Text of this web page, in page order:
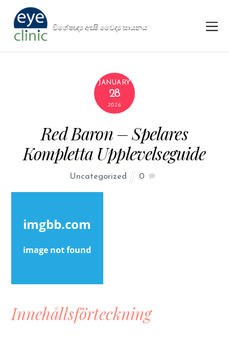
විශේෂඥ්‍ය අක්‍ෂි වෛද්‍ය සායනය
JANUARY
28
2026
Red Baron – Spelares
Kompletta Upplevelseguide
Uncategorized 0
Innehållsförteckning